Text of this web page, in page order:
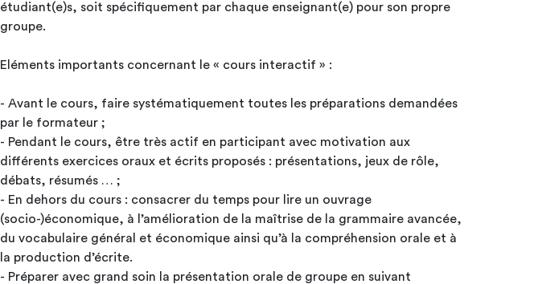
étudiant(e)s, soit spécifiquement par chaque enseignant(e) pour son propre
groupe.
Eléments importants concernant le « cours interactif » :
- Avant le cours, faire systématiquement toutes les préparations demandées
par le formateur ;
- Pendant le cours, être très actif en participant avec motivation aux
différents exercices oraux et écrits proposés : présentations, jeux de rôle,
débats, résumés … ;
- En dehors du cours : consacrer du temps pour lire un ouvrage
(socio-)économique, à l’amélioration de la maîtrise de la grammaire avancée,
du vocabulaire général et économique ainsi qu’à la compréhension orale et à
la production d’écrite.
- Préparer avec grand soin la présentation orale de groupe en suivant